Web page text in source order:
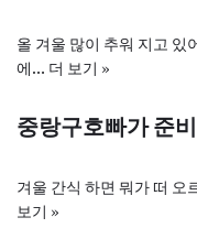
올 겨울 많이 추워 지고 있
에… 더 보기 »
중랑구호빠가 준
겨울 간식 하면 뭐가 떠 오
보기 »